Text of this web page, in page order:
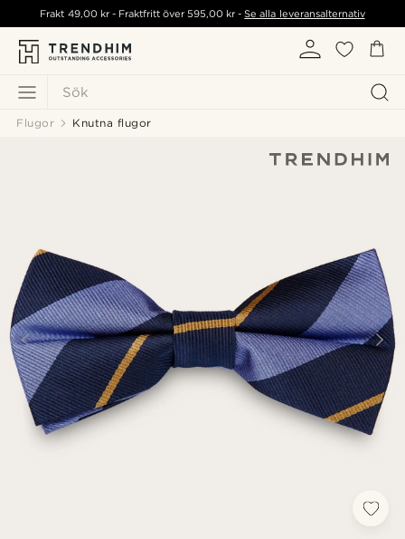
Sök
Frakt 49,00 kr- Fraktfritt över595,00 kr -Se alla leveransalternativ
Flugor Knutna flugor